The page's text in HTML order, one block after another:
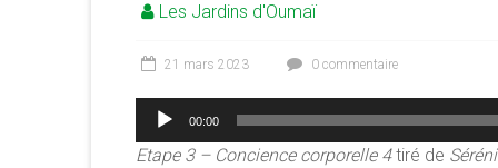
ressources
Les Jardins d'Oumaï
21 mars 2023 0 commentaire
Lecteur
audio
00:00
Etape 3 – Concience corporelle 4tiré de